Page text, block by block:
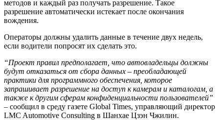
методов и каждый раз получать разрешение. Такое
разрешение автоматически истекает после окончания
вождения.
Операторы должны удалить данные в течение двух недель,
если водители попросят их сделать это.
“Проект правил предполагает, что автовладельцы должны
будут отказаться от сбора данных – преобладающей
практики для программного обеспечения, которое
запрашивает разрешение на доступ к камерам и каталогам, а
также к другим сферам конфиденциальности пользователей”
– сообщил в среду газете Global Times, управляющий директор
LMC Automotive Consulting в Шанхае Цзэн Чжилин.